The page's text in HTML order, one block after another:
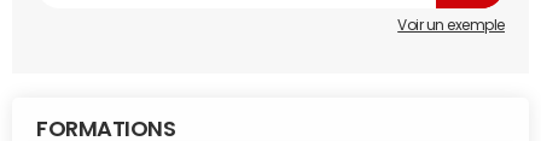
Voir un exemple
FORMATIONS